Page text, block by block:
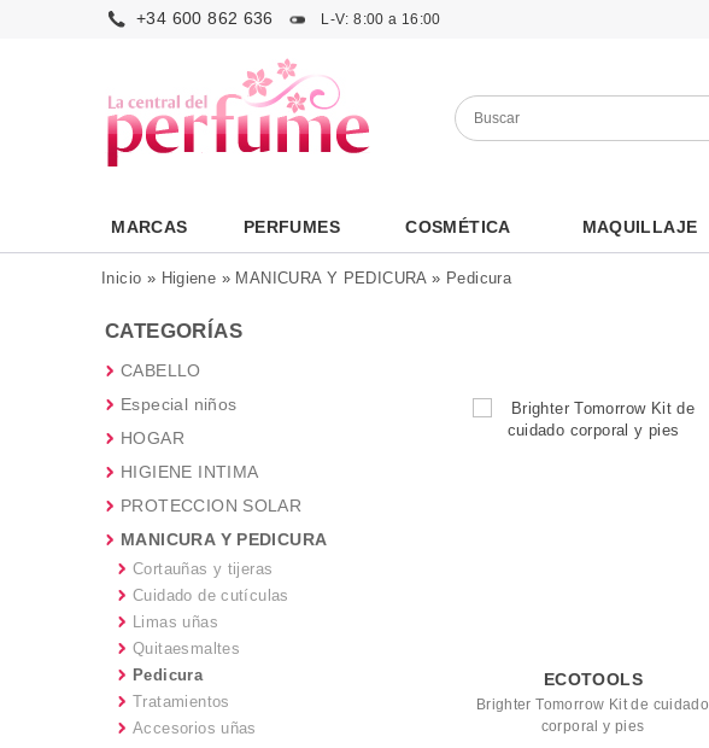
+34 600 862 636 L-V: 8:00 a 16:00
MARCAS PERFUMES COSMÉTICA MAQUILLAJE
Inicio » Higiene » MANICURA Y PEDICURA» Pedicura
CATEGORÍAS
CABELLO
Especial niños
HOGAR
HIGIENE INTIMA
PROTECCION SOLAR
MANICURA Y PEDICURA
Cortauñas y tijeras
Cuidado de cutículas
Limas uñas
Quitaesmaltes
Pedicura
Tratamientos
Accesorios uñas
ECOTOOLS
Brighter Tomorrow Kit de cuidado
corporal y pies